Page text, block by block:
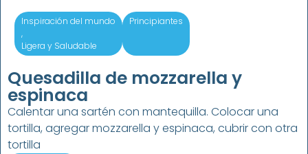
Inspiración del mundo
,
Ligera y Saludable
Principiantes
Quesadilla de mozzarella y
espinaca
Calentar una sartén con mantequilla. Colocar una
tortilla, agregar mozzarella y espinaca, cubrir con otra
tortilla